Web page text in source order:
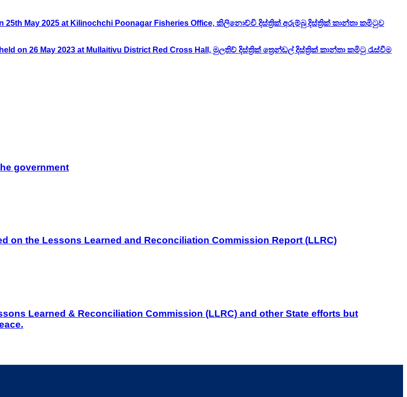
25th May 2025 at Kilinochchi Poonagar Fisheries Office, කිලිනොච්චි දිස්ත්‍රික් අරුම්බු දිස්ත්‍රික් කාන්තා කමිටුව
on 26 May 2023 at Mullaitivu District Red Cross Hall, මුලතිව් දිස්ත්‍රික් ත්‍රෙන්ඩල් දිස්ත්‍රික් කාන්තා කමිටු රැස්වීම
government
on the Lessons Learned and Reconciliation Commission Report (LLRC)
Learned & Reconciliation Commission (LLRC) and other State efforts but